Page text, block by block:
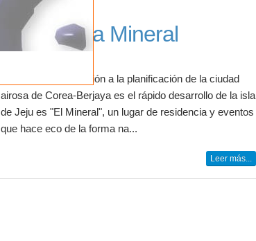
Residencia Mineral
La última incorporación a la planificación de la ciudad
airosa de Corea-Berjaya es el rápido desarrollo de la isla
de Jeju es "El Mineral", un lugar de residencia y eventos
que hace eco de la forma na...
Leer más...